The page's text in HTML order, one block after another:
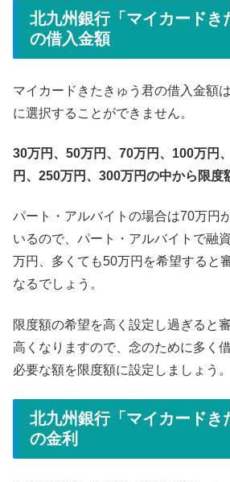
北九州銀行「マイカードき
の借入金額
マイカードきたきゅう君の借入金額
に選択することができません。
30万円、50万円、70万円、100万円
円、250万円、300万円の中から限度
パート・アルバイトの場合は70万円
いるので、パート・アルバイトで融
万円、多くても50万円を希望すると
なるでしょう。
限度額の希望を高く設定し過ぎると
高くなりますので、念のために多く
必要な額を限度額に設定しましょう。
北九州銀行「マイカードき
の金利